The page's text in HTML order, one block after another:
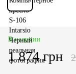
В наличии
1 874 грн